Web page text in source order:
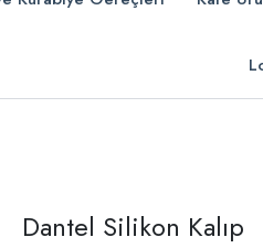
Dantel Silikon Kalıp